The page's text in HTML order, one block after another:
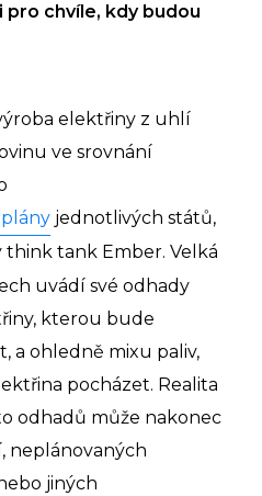
chvíle, kdy budou
elektřiny z uhlí
ve srovnání
jednotlivých států,
think tank Ember. Velká
uvádí své odhady
kterou bude
a ohledně mixu paliv,
pocházet. Realita
odhadů může nakonec
neplánovaných
jiných